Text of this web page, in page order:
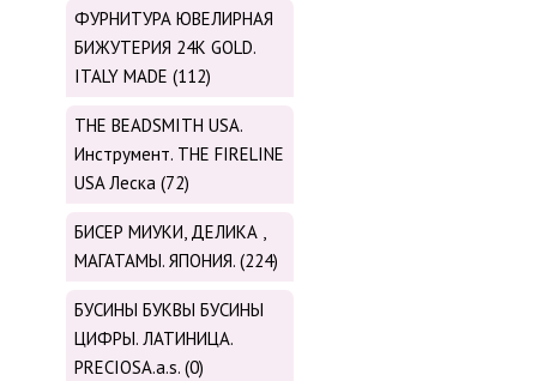
ФУРНИТУРА ЮВЕЛИРНАЯ
БИЖУТЕРИЯ 24К GOLD.
ITALY MADE (112)
THE BEADSMITH USA.
Инструмент. THE FIRELINE
USA Леска (72)
БИСЕР МИУКИ, ДЕЛИКА ,
МАГАТАМЫ. ЯПОНИЯ. (224)
БУСИНЫ БУКВЫ БУСИНЫ
ЦИФРЫ. ЛАТИНИЦА.
PRECIOSA.a.s. (0)